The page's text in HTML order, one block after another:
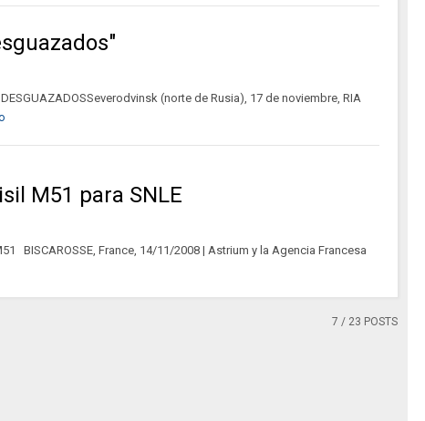
DESGUAZADOSSeverodvinsk (norte de Rusia), 17 de noviembre, RIA
M51 para SNLE
BISCAROSSE, France, 14/11/2008 | Astrium y la Agencia Francesa
7 / 23 POSTS